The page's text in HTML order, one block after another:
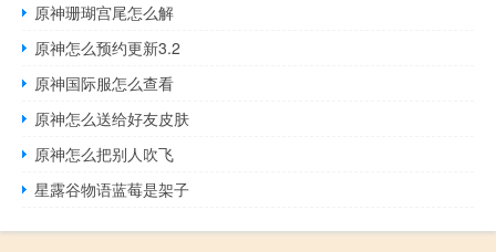
原神珊瑚宫尾怎么解
原神怎么预约更新3.2
原神国际服怎么查看
原神怎么送给好友皮肤
原神怎么把别人吹飞
星露谷物语蓝莓是架子